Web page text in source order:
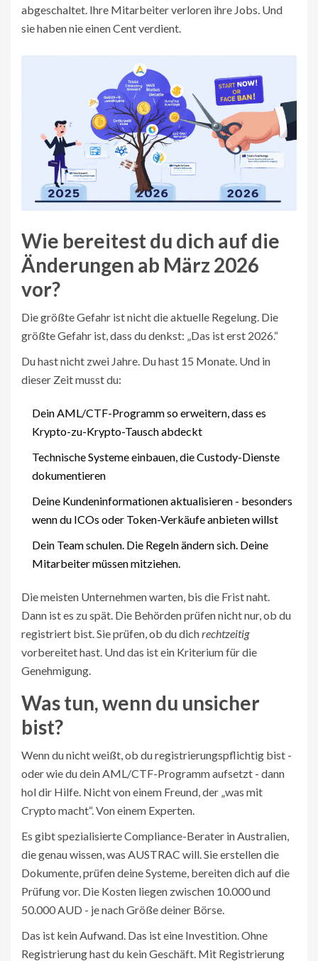
abgeschaltet. Ihre Mitarbeiter verloren ihre Jobs. Und
sie haben nie einen Cent verdient.
Wie bereitest du dich auf die
Änderungen ab März 2026
vor?
Die größte Gefahr ist nicht die aktuelle Regelung. Die
größte Gefahr ist, dass du denkst: „Das ist erst 2026.“
Du hast nicht zwei Jahre. Du hast 15 Monate. Und in
dieser Zeit musst du:
Dein AML/CTF-Programm so erweitern, dass es
Krypto-zu-Krypto-Tausch abdeckt
Technische Systeme einbauen, die Custody-Dienste
dokumentieren
Deine Kundeninformationen aktualisieren - besonders
wenn du ICOs oder Token-Verkäufe anbieten willst
Dein Team schulen. Die Regeln ändern sich. Deine
Mitarbeiter müssen mitziehen.
Die meisten Unternehmen warten, bis die Frist naht.
Dann ist es zu spät. Die Behörden prüfen nicht nur, ob du
registriert bist. Sie prüfen, ob du dichrechtzeitig
vorbereitet hast. Und das ist ein Kriterium für die
Genehmigung.
Was tun, wenn du unsicher
bist?
Wenn du nicht weißt, ob du registrierungspflichtig bist -
oder wie du dein AML/CTF-Programm aufsetzt - dann
hol dir Hilfe. Nicht von einem Freund, der „was mit
Crypto macht“. Von einem Experten.
Es gibt spezialisierte Compliance-Berater in Australien,
die genau wissen, was AUSTRAC will. Sie erstellen die
Dokumente, prüfen deine Systeme, bereiten dich auf die
Prüfung vor. Die Kosten liegen zwischen 10.000 und
50.000 AUD - je nach Größe deiner Börse.
Das ist kein Aufwand. Das ist eine Investition. Ohne
Registrierung hast du kein Geschäft. Mit Registrierung